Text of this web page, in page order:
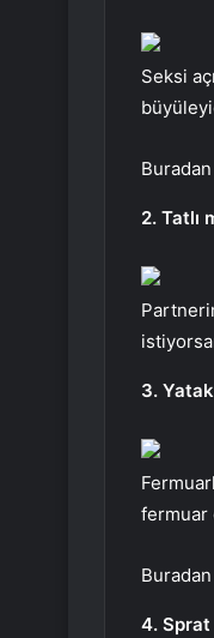
Seksi
2. Tatlı
3.
fermuar
4. Sprat